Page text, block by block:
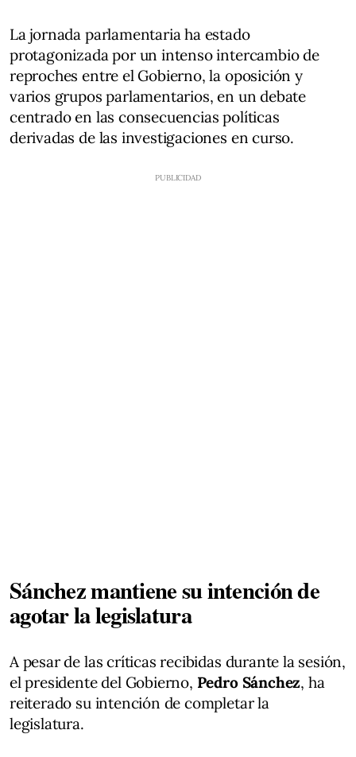
La jornada parlamentaria ha estado
protagonizada por un intenso intercambio de
reproches entre el Gobierno, la oposición y
varios grupos parlamentarios, en un debate
centrado en las consecuencias políticas
derivadas de las investigaciones en curso.
Sánchez mantiene su intención de
agotar la legislatura
A pesar de las críticas recibidas durante la sesión,
el presidente del Gobierno, Pedro Sánchez, ha
reiterado su intención de completar la
legislatura.